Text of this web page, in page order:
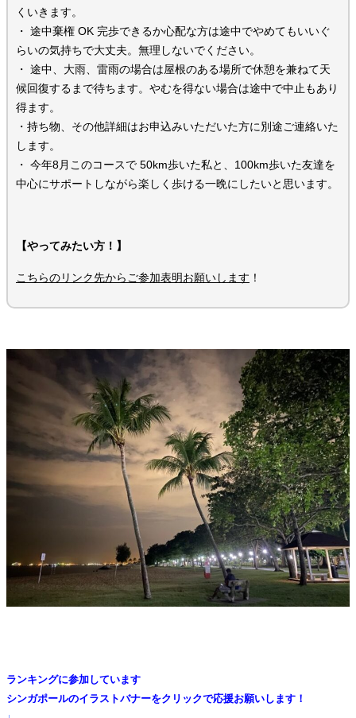
くいきます。
・ 途中棄権 OK 完歩できるか心配な方は途中でやめてもいいぐ
らいの気持ちで大丈夫。無理しないでください。
・ 途中、大雨、雷雨の場合は屋根のある場所で休憩を兼ねて天
候回復するまで待ちます。やむを得ない場合は途中で中止もあり
得ます。
・持ち物、その他詳細はお申込みいただいた方に別途ご連絡いた
します。
・ 今年8月このコースで 50km歩いた私と、100km歩いた友達を
中心にサポートしながら楽しく歩ける一晩にしたいと思います。
【やってみたい方！】
こちらのリンク先からご参加表明お願いします ！
ランキングに参加しています
シンガポールのイラストバナーをクリックで応援お願いします！